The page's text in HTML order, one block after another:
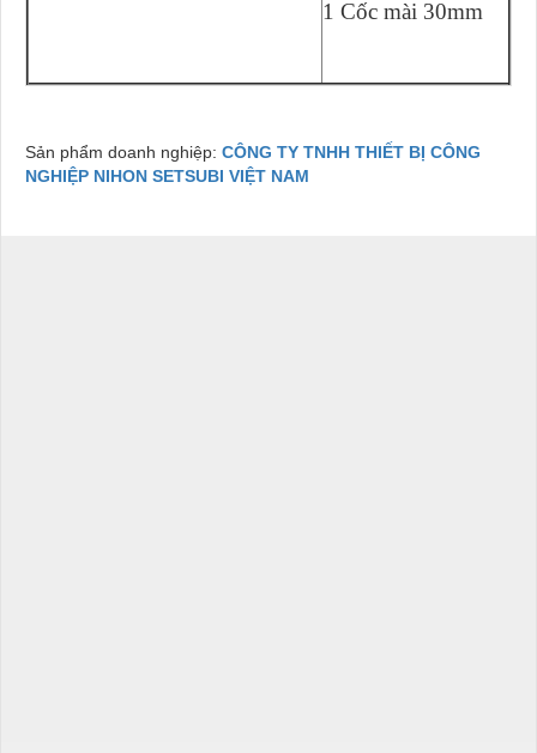
1 Cốc mài 30mm
Sản phẩm doanh nghiệp: CÔNG TY TNHH THIẾT BỊ CÔNG
NGHIỆP NIHON SETSUBI VIỆT NAM